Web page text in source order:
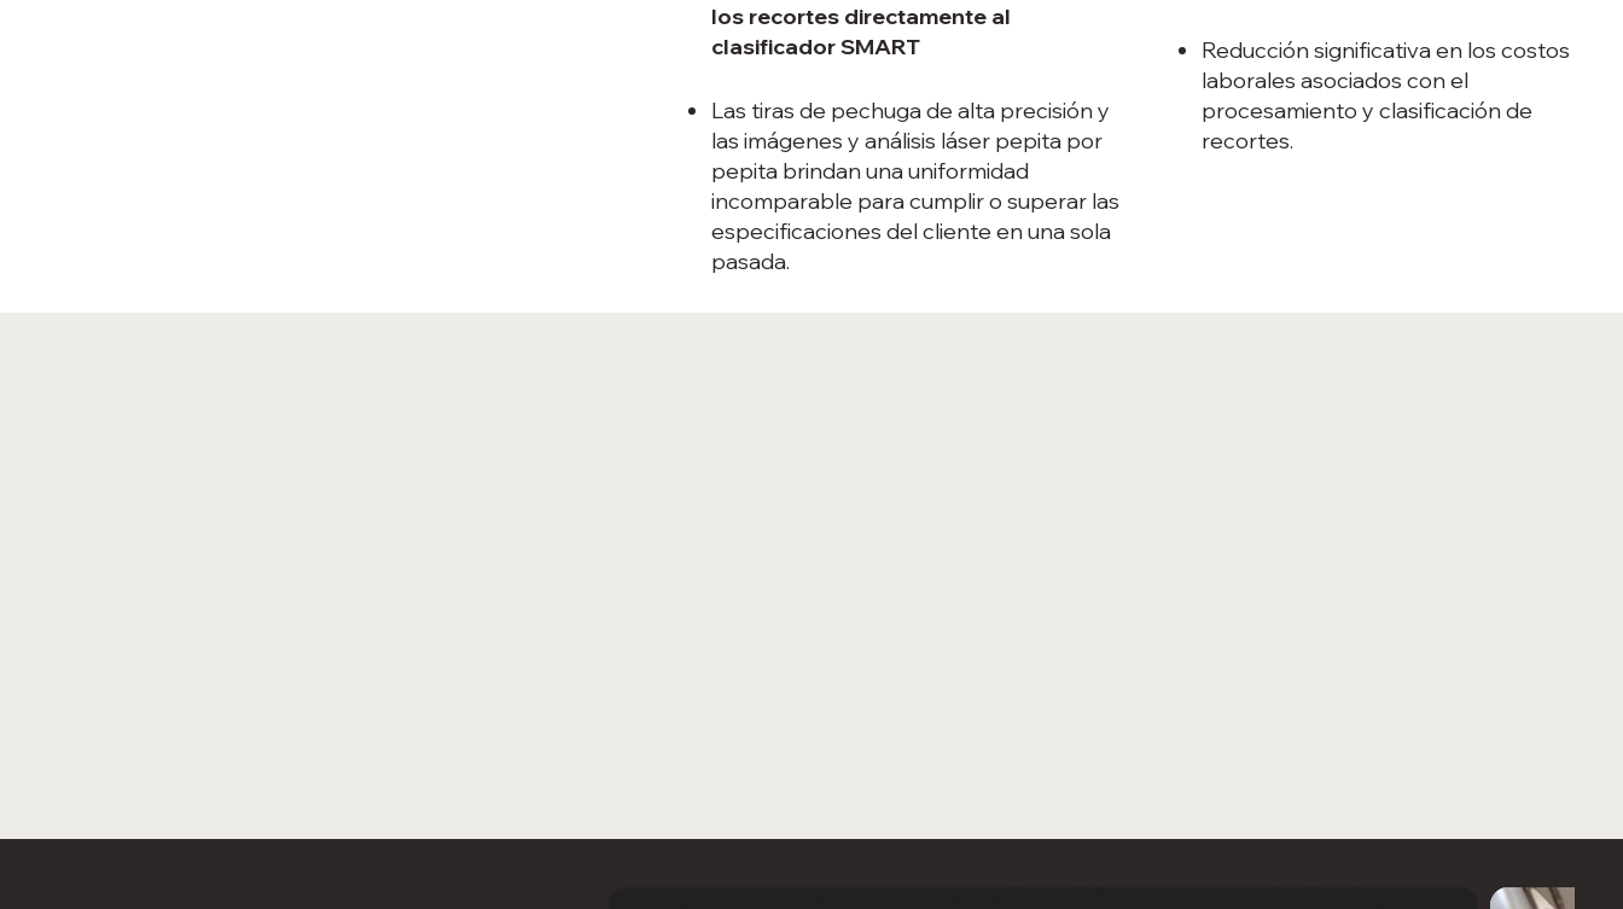
los recortes directamente al
clasificador SMART
Las tiras de pechuga de alta precisión y
las imágenes y análisis láser pepita por
pepita brindan una uniformidad
incomparable para cumplir o superar las
especificaciones del cliente en una sola
pasada.
Reducción significativa en los costos
laborales asociados con el
procesamiento y clasificación de
recortes.